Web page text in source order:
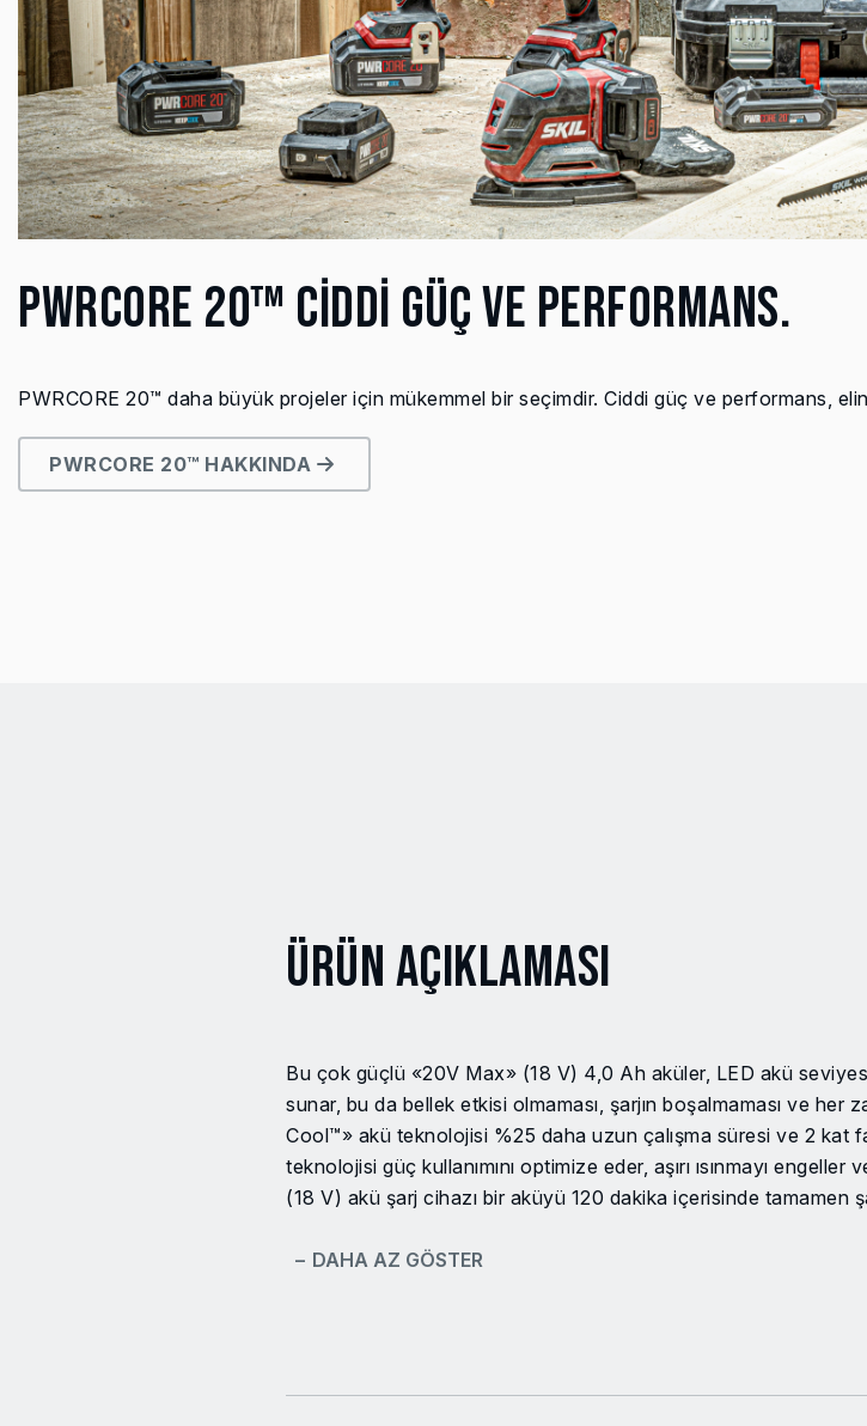
PWRCORE 20™ CİDDİ GÜÇ VE PERFORMANS.
PWRCORE 20™ daha büyük projeler için mükemmel bir seçimdir. Ciddi güç ve performans,
PWRCORE 20™ HAKKINDA
Ürün Açıklaması
Bu çok güçlü «20V Max» (18 V) 4,0 Ah aküler, LED akü
sunar, bu da bellek etkisi olmaması, şarjın boşalmaması ve her
Cool™» akü teknolojisi %25 daha uzun çalışma süresi ve 2 kat
teknolojisi güç kullanımını optimize eder, aşırı ısınmayı
(18 V) akü şarj cihazı bir aküyü 120 dakika içerisinde tamamen
− DAHA AZ GÖSTER